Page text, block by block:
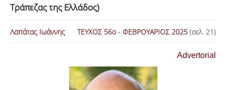
ΑΝΑΖΗΤΗΣΗ
Τράπεζας της Ελλάδος)
Λαπάτας Ιωάννης ΤΕΥΧΟΣ 56ο - ΦΕΒΡΟΥΑΡΙΟΣ 2025 (σελ. 21)
Advertorial